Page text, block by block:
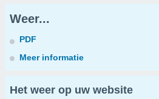
Weer...
PDF
Meer informatie
Het weer op uw website